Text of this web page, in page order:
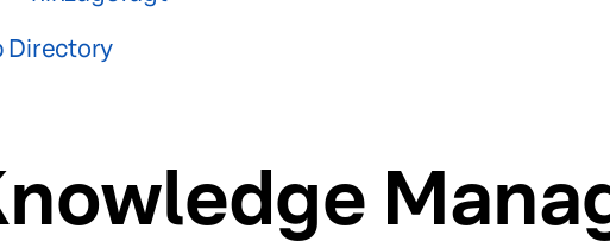
Directory